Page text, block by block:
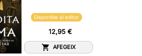
Disponible al editor
12,95 €
AFEGEIX